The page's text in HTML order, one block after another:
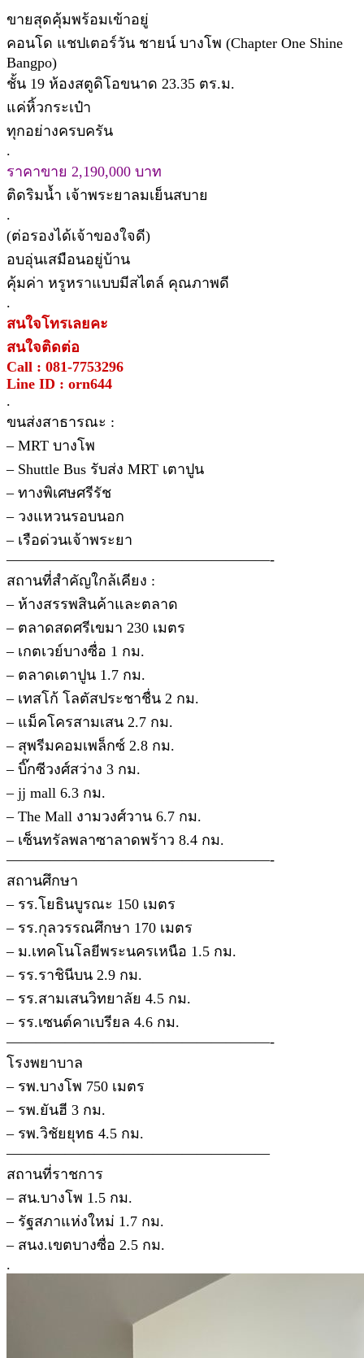
ขายสุดคุ้มพร้อมเข้าอยู่
คอนโด แชปเตอร์วัน ชายน์ บางโพ (Chapter One Shine
Bangpo)
ชั้น 19 ห้องสตูดิโอขนาด 23.35 ตร.ม.
แค่หิ้วกระเป๋า
ทุกอย่างครบครัน
.
ราคาขาย 2,190,000 บาท
ติดริมน้ำ เจ้าพระยาลมเย็นสบาย
.
(ต่อรองได้เจ้าของใจดี)
อบอุ่นเสมือนอยู่บ้าน
คุ้มค่า หรูหราแบบมีสไตล์ คุณภาพดี
.
สนใจโทรเลยคะ
สนใจติดต่อ
Call : 081-7753296
Line ID : orn644
.
ขนส่งสาธารณะ :
– MRT บางโพ
– Shuttle Bus รับส่ง MRT เตาปูน
– ทางพิเศษศรีรัช
– วงแหวนรอบนอก
– เรือด่วนเจ้าพระยา
——————————————————-
สถานที่สำคัญใกล้เคียง :
– ห้างสรรพสินค้าและตลาด
– ตลาดสดศรีเขมา 230 เมตร
– เกตเวย์บางซื่อ 1 กม.
– ตลาดเตาปูน 1.7 กม.
– เทสโก้ โลตัสประชาชื่น 2 กม.
– แม็คโครสามเสน 2.7 กม.
– สุพรีมคอมเพล็กซ์ 2.8 กม.
– บิ๊กซีวงศ์สว่าง 3 กม.
– jj mall 6.3 กม.
– The Mall งามวงศ์วาน 6.7 กม.
– เซ็นทรัลพลาซาลาดพร้าว 8.4 กม.
——————————————————-
สถานศึกษา
– รร.โยธินบูรณะ 150 เมตร
– รร.กุลวรรณศึกษา 170 เมตร
– ม.เทคโนโลยีพระนครเหนือ 1.5 กม.
– รร.ราชินีบน 2.9 กม.
– รร.สามเสนวิทยาลัย 4.5 กม.
– รร.เซนต์คาเบรียล 4.6 กม.
——————————————————-
โรงพยาบาล
– รพ.บางโพ 750 เมตร
– รพ.ยันฮี 3 กม.
– รพ.วิชัยยุทธ 4.5 กม.
——————————————————
สถานที่ราชการ
– สน.บางโพ 1.5 กม.
– รัฐสภาแห่งใหม่ 1.7 กม.
– สนง.เขตบางซื่อ 2.5 กม.
.